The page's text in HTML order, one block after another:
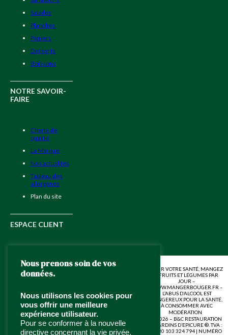
Salades
Planches
Paniers
Desserts
Boissons
NOTRE SAVOIR-
FAIRE
Charte de
qualité
La Marque
Nos actualités
Tableau des
allergènes
Plan du site
ESPACE CLIENT
Se connecter
S’inscrire
devis
Zones de
livraison
Paiement
POUR VOTRE SANTÉ, MANGEZ
5 FRUITS ET LÉGUMES PAR
JOUR –
WWW.MANGERBOUGER.FR –
L’ABUS D’ALCOOL EST
DANGEREUX POUR LA SANTÉ,
À CONSOMMER AVEC
MODÉRATION
© 2026 – B&C RESTAURATION
– JARDINS D’EPICURE ®. TVA :
FR30 103 324 794 | NUMÉRO
Nous prenons soin de vos
données.
Nous utilisons les cookies pour
vous offrir une meilleure
expérience utilisateur.
Pour se conformer à la nouvelle
directive concernant la vie privée,